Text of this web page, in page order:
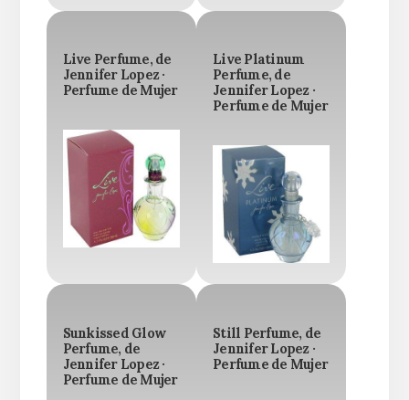
Live Perfume, de
Jennifer Lopez ·
Perfume de Mujer
Live Platinum
Perfume, de
Jennifer Lopez ·
Perfume de Mujer
Sunkissed Glow
Perfume, de
Jennifer Lopez ·
Perfume de Mujer
Still Perfume, de
Jennifer Lopez ·
Perfume de Mujer